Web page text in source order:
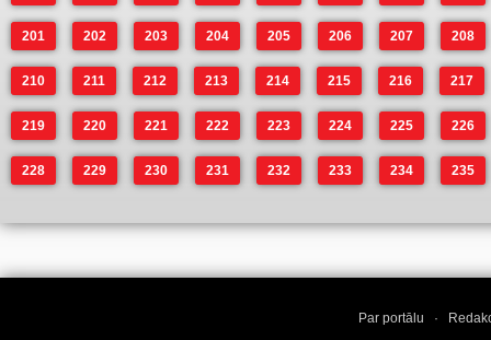
201 202 203 204 205 206 207 208
210 211 212 213 214 215 216 217
219 220 221 222 223 224 225 226
228 229 230 231 232 233 234 235
Par portālu ·